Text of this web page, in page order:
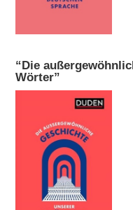
“Die
Wörter”